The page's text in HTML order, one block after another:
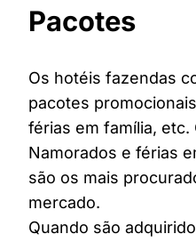
Pacotes
Os hotéis fazendas
pacotes
férias em família, etc.
Namorados e férias
são os mais
mercado.
Quando são